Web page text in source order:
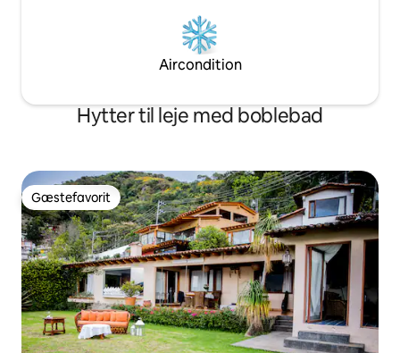
Aircondition
Hytter til leje med boblebad
Gæstefavorit
Gæstefavorit